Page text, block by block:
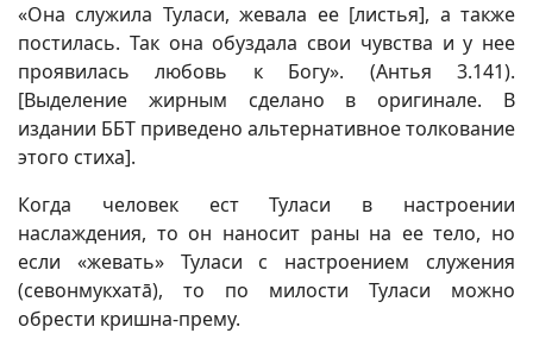
«Она служила Туласи, жевала ее [листья], а также
постилась. Так она обуздала свои чувства и у нее
проявилась любовь к Богу». (Антья 3.141).
[Выделение жирным сделано в оригинале. В
издании ББТ приведено альтернативное толкование
этого стиха].
Когда человек ест Туласи в настроении
наслаждения, то он наносит раны на ее тело, но
если «жевать» Туласи с настроением служения
(севонмукхатā), то по милости Туласи можно
обрести кришна-прему.